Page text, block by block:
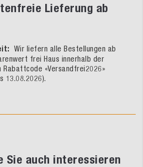
Lieferung ab
Wir liefern alle Bestellungen ab
frei Haus innerhalb der
Rabattcode «Versandfrei2026»
13.08.2026).
Sie auch interessieren